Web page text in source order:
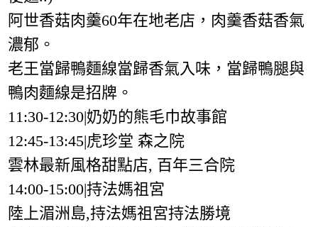
阿世香菇肉羹60年在地老店，肉羹香菇香氣
濃郁。
老王當歸鴨麵線當歸香氣入味，當歸鴨腿與
鴨肉麵線是招牌。
11:30-12:30|奶奶的熊毛巾故事館
12:45-13:45|虎珍堂 森之院
雲林最新風格甜點店, 百年三合院
14:00-15:00|持法媽祖宮
陸上湄洲島,持法媽祖宮持法勝境